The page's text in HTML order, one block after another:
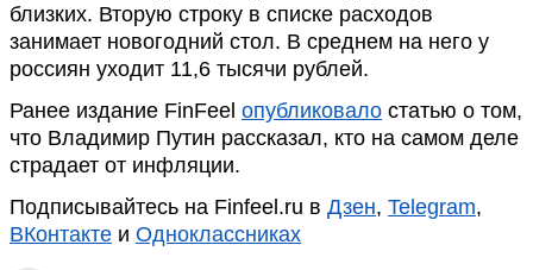
близких. Вторую строку в списке расходов
занимает новогодний стол. В среднем на него у
россиян уходит 11,6 тысячи рублей.
Ранее издание FinFeel опубликовало статью о том,
что Владимир Путин рассказал, кто на самом деле
страдает от инфляции.
Подписывайтесь на Finfeel.ru в Дзен, Telegram,
ВКонтакте и Одноклассниках